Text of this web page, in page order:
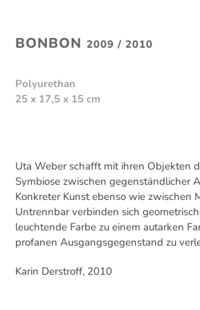
BONBON 2009 / 2010
Polyurethan
25 x 17,5 x 15 cm
Uta Weber schafft mit ihren Objekten
Symbiose zwischen gegenständlicher
Konkreter Kunst ebenso wie zwischen
Untrennbar verbinden sich
leuchtende Farbe zu einem autarken
profanen Ausgangsgegenstand zu
Karin Derstroff, 2010